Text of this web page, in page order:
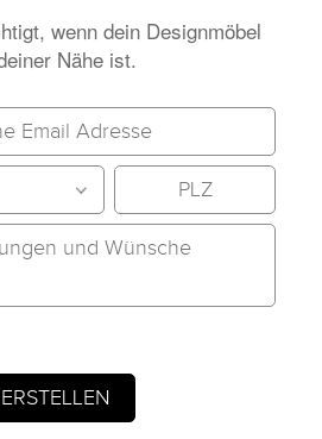
wenn dein Designmöbel
Nähe ist.